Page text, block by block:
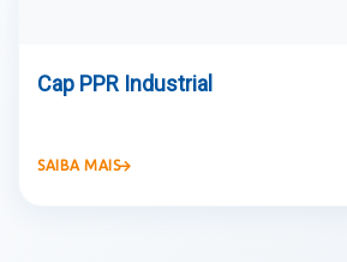
Cap PPR Industrial
SAIBA MAIS